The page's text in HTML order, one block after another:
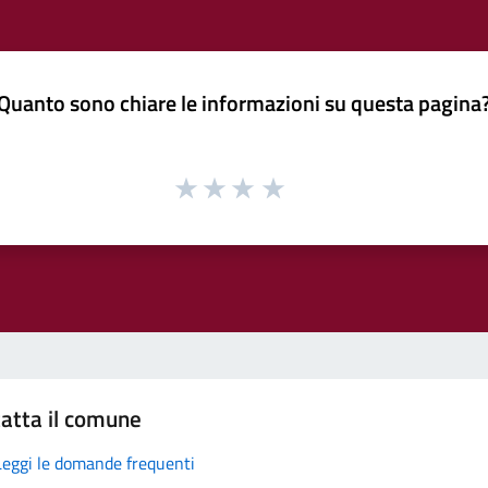
sono chiare le informazioni su questa
il comune
le domande frequenti